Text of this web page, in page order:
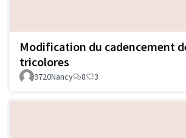
Modification du cadencement
tricolores
9720Nancy 8 3